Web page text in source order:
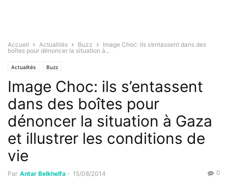
Accueil Actualités Buzz
Image Choc: ils s’entassent dans des
boîtes pour dénoncer la situation à...
Actualités Buzz
Image Choc: ils s’entassent
dans des boîtes pour
dénoncer la situation à Gaza
et illustrer les conditions de
vie
Par Antar Belkhelfa - 15/08/2014 0